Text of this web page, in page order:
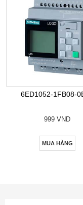
6ED1052-1FB08-
999 VND
MUA HÀNG